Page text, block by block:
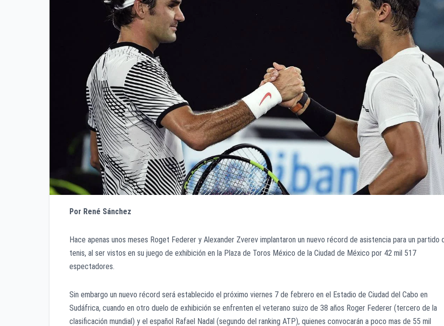
Por René Sánchez
Hace apenas unos meses Roget Federer y Alexander Zverev implantaron un nuevo récord de asistencia para un partido
tenis, al ser vistos en su juego de exhibición en la Plaza de Toros México de la Ciudad de México por 42 mil 517
espectadores.
Sin embargo un nuevo récord será establecido el próximo viernes 7 de febrero en el Estadio de Ciudad del Cabo en
Sudáfrica, cuando en otro duelo de exhibición se enfrenten el veterano suizo de 38 años Roger Federer (tercero de la
clasificación mundial) y el español Rafael Nadal (segundo del ranking ATP), quienes convocarán a poco mas de 55 mil